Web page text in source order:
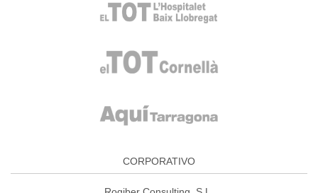
CORPORATIVO